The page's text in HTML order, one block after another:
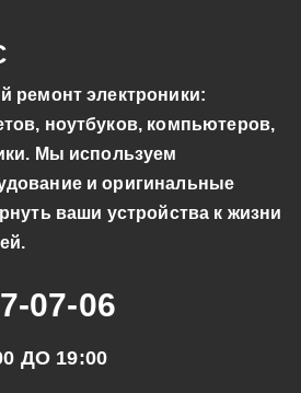
ремонт электроники:
ноутбуков, компьютеров,
Мы используем
и оригинальные
ваши устройства к жизни
07-06
ДО 19:00